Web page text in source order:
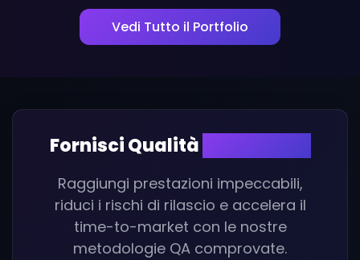
Vedi Tutto il Portfolio
Fornisci Qualità
Raggiungi prestazioni impeccabili,
riduci i rischi di rilascio e accelera il
time-to-market con le nostre
metodologie QA comprovate.